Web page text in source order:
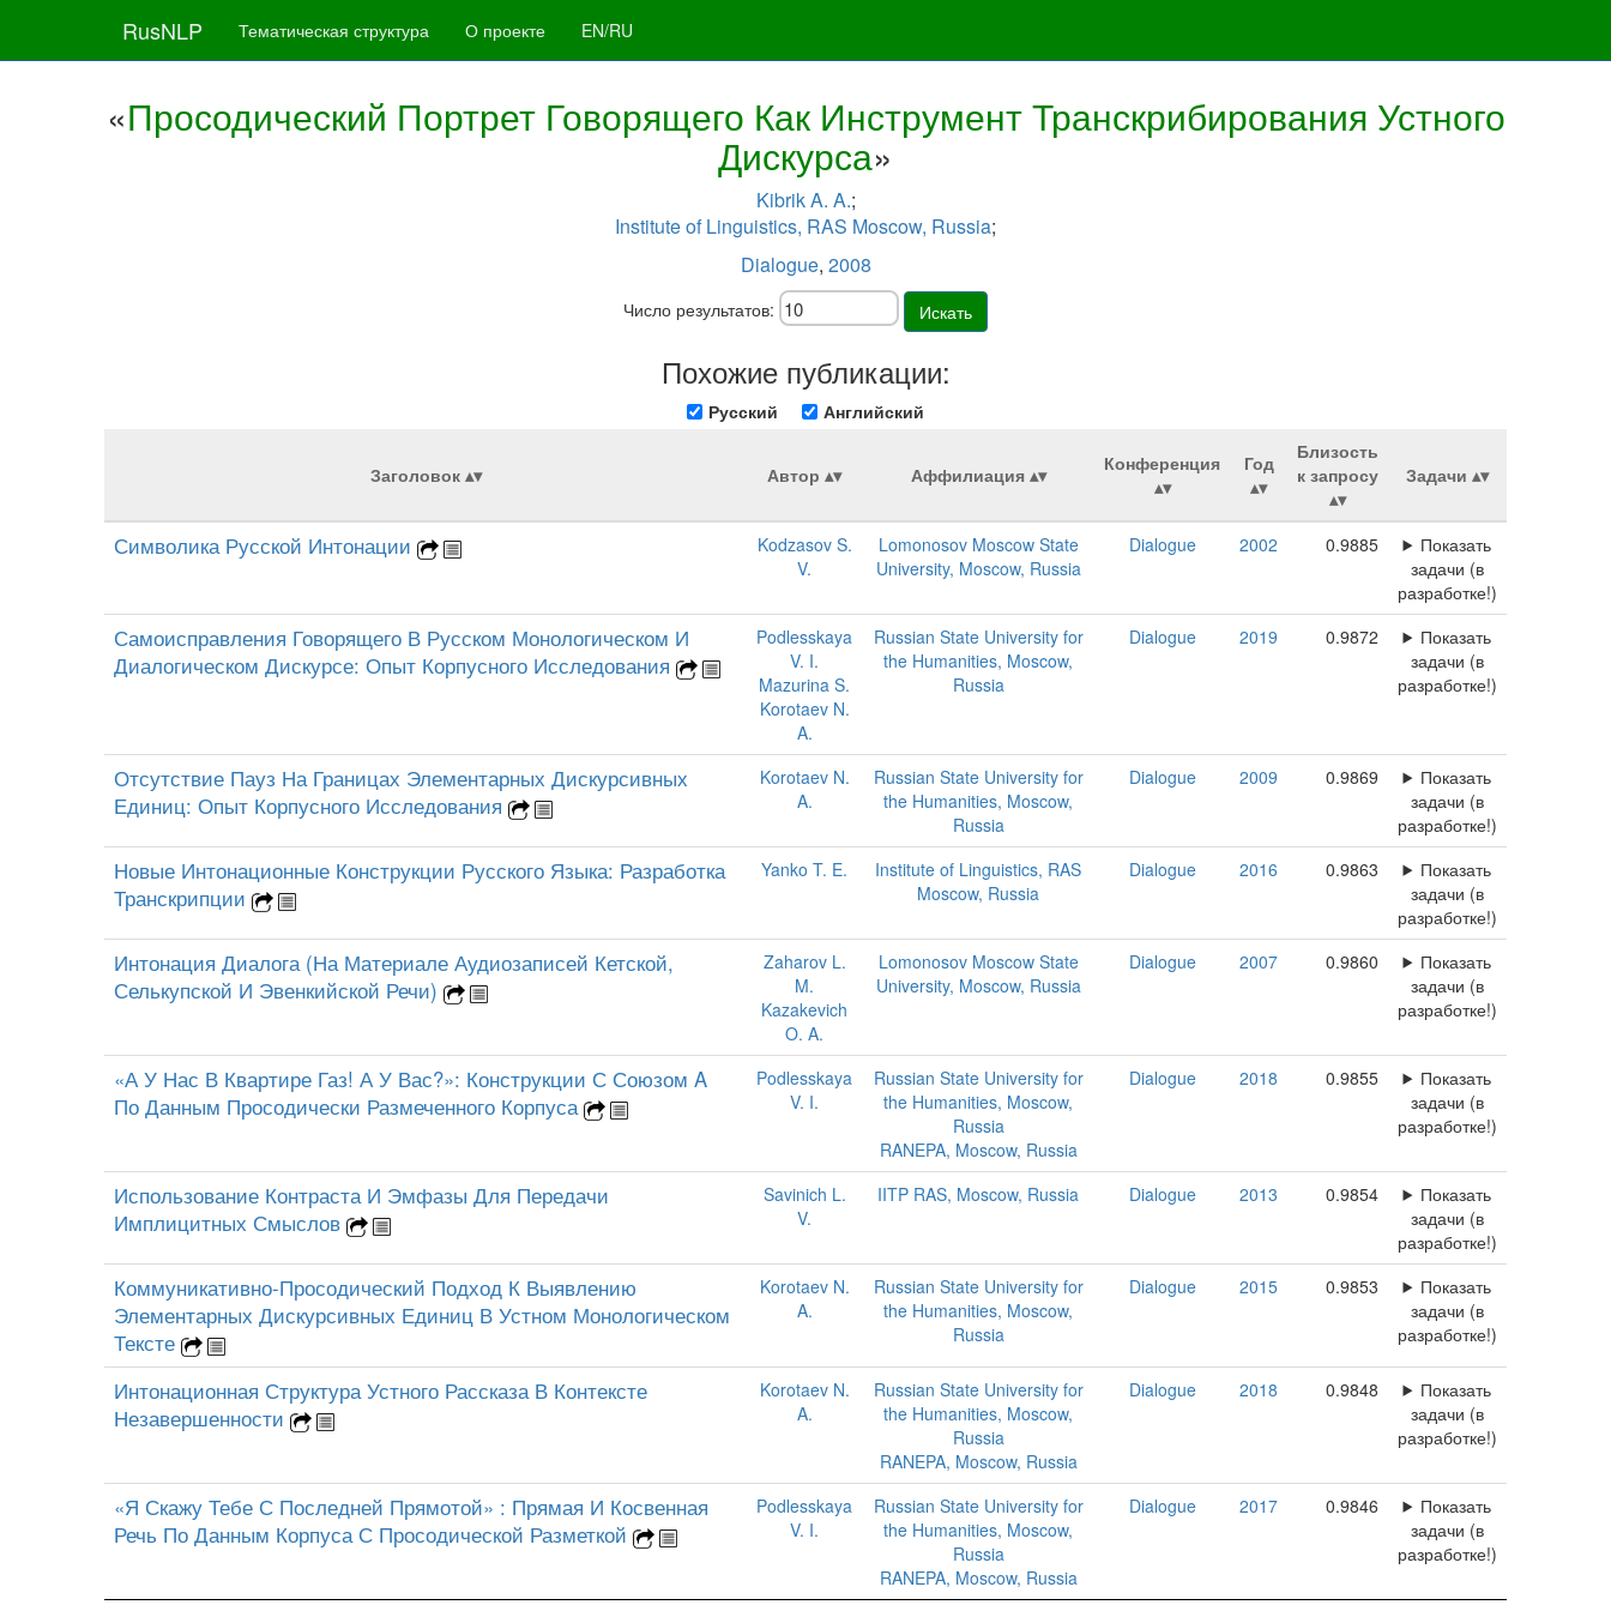
RusNLP Тематическая структура О проекте EN/RU
«Просодический Портрет Говорящего Как Инструмент Транскрибирования Устного
Дискурса»
Kibrik A. A.;
Institute of Linguistics, RAS Moscow, Russia;
Dialogue, 2008
Число результатов: Искать
Похожие публикации:
Русский Английский
Заголовок Автор Аффилиация Конференция Год
Близость
к запросу
Задачи
Символика Русской Интонации
Kodzasov S.
V.
Lomonosov Moscow State
University, Moscow, Russia
Dialogue 2002 0.9885
Показать
задачи (в
разработке!)
Самоисправления Говорящего В Русском Монологическом И
Диалогическом Дискурсе: Опыт Корпусного Исследования
Podlesskaya
V. I.
Mazurina S.
Korotaev N.
A.
Russian State University for
the Humanities, Moscow,
Russia
Dialogue 2019 0.9872
Показать
задачи (в
разработке!)
Отсутствие Пауз На Границах Элементарных Дискурсивных
Единиц: Опыт Корпусного Исследования
Korotaev N.
A.
Russian State University for
the Humanities, Moscow,
Russia
Dialogue 2009 0.9869
Показать
задачи (в
разработке!)
Новые Интонационные Конструкции Русского Языка: Разработка
Транскрипции
Yanko T. E.
Institute of Linguistics, RAS
Moscow, Russia
Dialogue 2016 0.9863
Показать
задачи (в
разработке!)
Интонация Диалога (На Материале Аудиозаписей Кетской,
Селькупской И Эвенкийской Речи)
Zaharov L.
M.
Kazakevich
O. A.
Lomonosov Moscow State
University, Moscow, Russia
Dialogue 2007 0.9860
Показать
задачи (в
разработке!)
«А У Нас В Квартире Газ! А У Вас?»: Конструкции С Союзом A
По Данным Просодически Размеченного Корпуса
Podlesskaya
V. I.
Russian State University for
the Humanities, Moscow,
Russia
RANEPA, Moscow, Russia
Dialogue 2018 0.9855
Показать
задачи (в
разработке!)
Использование Контраста И Эмфазы Для Передачи
Имплицитных Смыслов
Savinich L.
V.
IITP RAS, Moscow, Russia Dialogue 2013 0.9854
Показать
задачи (в
разработке!)
Коммуникативно-Просодический Подход К Выявлению
Элементарных Дискурсивных Единиц В Устном Монологическом
Тексте
Korotaev N.
A.
Russian State University for
the Humanities, Moscow,
Russia
Dialogue 2015 0.9853
Показать
задачи (в
разработке!)
Интонационная Структура Устного Рассказа В Контексте
Незавершенности
Korotaev N.
A.
Russian State University for
the Humanities, Moscow,
Russia
RANEPA, Moscow, Russia
Dialogue 2018 0.9848
Показать
задачи (в
разработке!)
«Я Скажу Тебе С Последней Прямотой» : Прямая И Косвенная
Речь По Данным Корпуса С Просодической Разметкой
Podlesskaya
V. I.
Russian State University for
the Humanities, Moscow,
Russia
RANEPA, Moscow, Russia
Dialogue 2017 0.9846
Показать
задачи (в
разработке!)